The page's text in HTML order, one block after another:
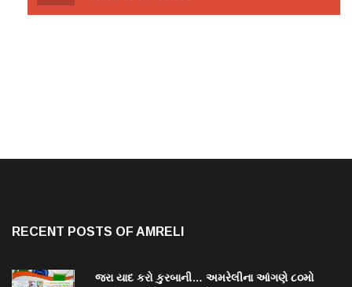
RECENT POSTS OF AMRELI
જરા યાદ કરો કુરબાની… અમરેલીના આંગણે ૮૦મો